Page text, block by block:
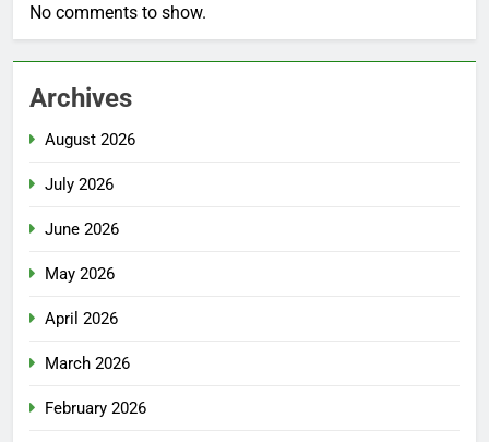
No comments to show.
Archives
August 2026
July 2026
June 2026
May 2026
April 2026
March 2026
February 2026